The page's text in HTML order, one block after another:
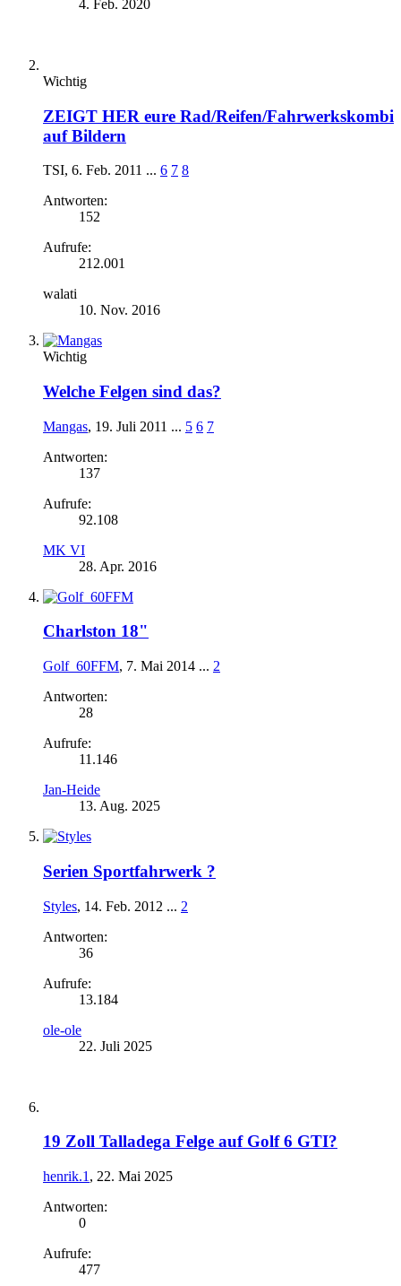
4. Feb. 2020
Wichtig
ZEIGT HER eure Rad/Reifen/Fahrwerkskombi
auf Bildern
TSI, 6. Feb. 2011 ... 6 7 8
Antworten:
152
Aufrufe:
212.001
walati
10. Nov. 2016
Wichtig
Welche Felgen sind das?
Mangas, 19. Juli 2011 ... 5 6 7
Antworten:
137
Aufrufe:
92.108
MK VI
28. Apr. 2016
Charlston 18"
Golf_60FFM, 7. Mai 2014 ... 2
Antworten:
28
Aufrufe:
11.146
Jan-Heide
13. Aug. 2025
Serien Sportfahrwerk ?
Styles, 14. Feb. 2012 ... 2
Antworten:
36
Aufrufe:
13.184
ole-ole
22. Juli 2025
19 Zoll Talladega Felge auf Golf 6 GTI?
henrik.1 , 22. Mai 2025
Antworten:
0
Aufrufe:
477